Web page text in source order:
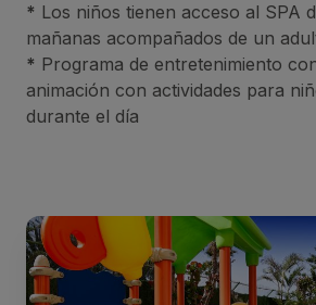
* Los niños tienen acceso al SPA
mañanas acompañados de un
* Programa de entretenimiento
animación con actividades para
durante el día